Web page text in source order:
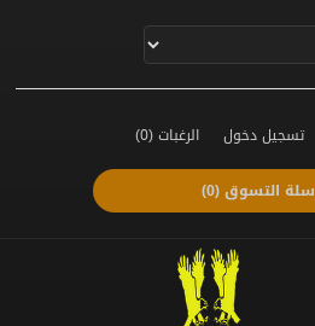
تسجيل دخول الرغبات(0)
سلة التسوق(0)